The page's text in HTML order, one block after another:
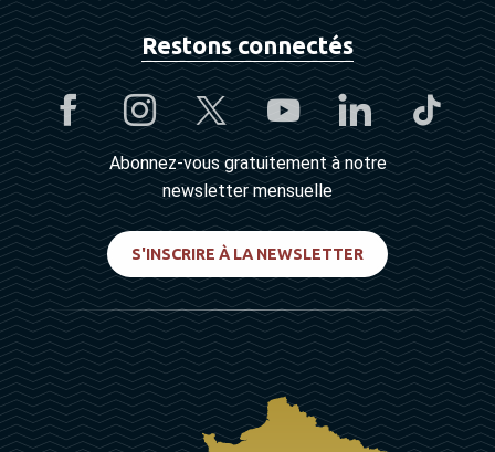
Restons connectés
Abonnez-vous gratuitement à notre
newsletter mensuelle
S'INSCRIRE À LA NEWSLETTER